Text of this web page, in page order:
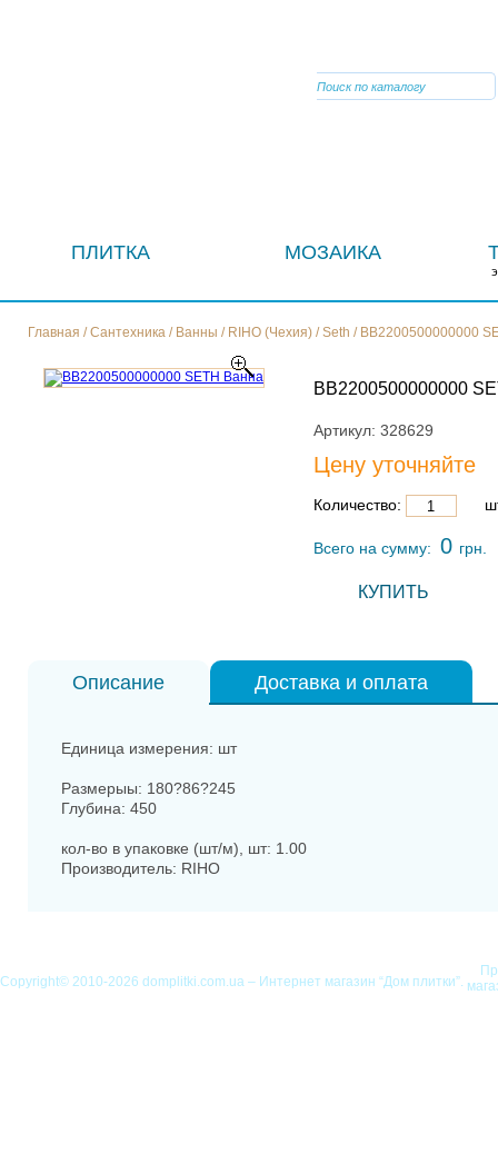
ПЛИТКА МОЗАИКА
Главная /Сантехника / Ванны / RIHO (Чехия) /Seth / BB2200500000000
BB2200500000000
Артикул: 328629
Цену уточняйте
Количество:
Всего на сумму: 0 грн.
КУПИТЬ
Описание Доставка и оплата
Единица измерения: шт
Размерыы: 180?86?245
Глубина: 450
кол-во в упаковке (шт/м), шт: 1.00
Производитель: RIHO
Copyright© 2010-2026 domplitki.com.ua – Интернет магазин “Дом плитки”.